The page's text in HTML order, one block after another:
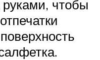
руками, чтобы